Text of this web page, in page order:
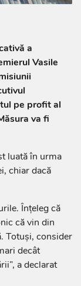
a
Vasile
pe profit al
va fi
luată în urma
chiar dacă
Înțeleg că
că vin din
Totuși, consider
decât
a declarat